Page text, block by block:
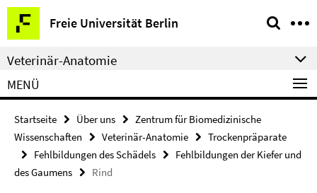
Springe
direkt
zu
Inhalt
Freie Universität Berlin
Service-
Navigation
Veterinär-Anatomie
MENÜ
Startseite Über uns
Zentrum für Biomedizinische
Wissenschaften
Veterinär-Anatomie
Trockenpräparate
Fehlbildungen des Schädels
Fehlbildungen der Kiefer und
des Gaumens
Rind